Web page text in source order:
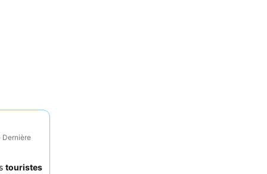
Dernière
touristes